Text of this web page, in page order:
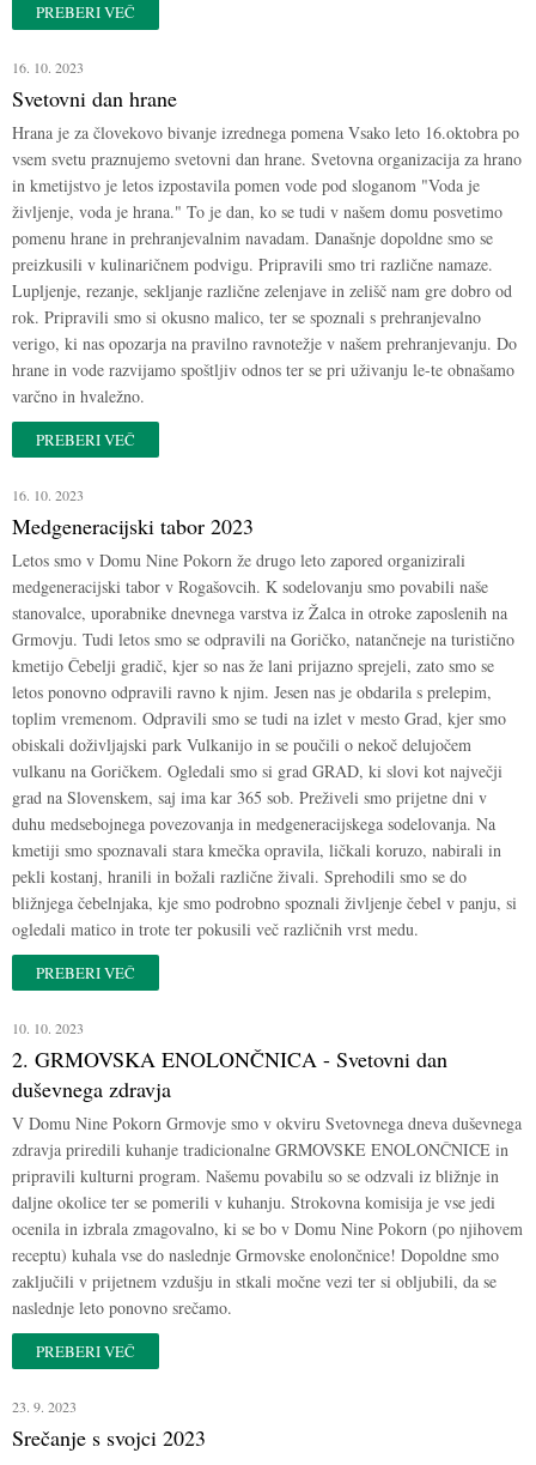
PREBERI VEČ
16. 10. 2023
Svetovni dan hrane
Hrana je za človekovo bivanje izrednega pomena Vsako leto 16.oktobra po
vsem svetu praznujemo svetovni dan hrane. Svetovna organizacija za hrano
in kmetijstvo je letos izpostavila pomen vode pod sloganom "Voda je
življenje, voda je hrana." To je dan, ko se tudi v našem domu posvetimo
pomenu hrane in prehranjevalnim navadam. Današnje dopoldne smo se
preizkusili v kulinaričnem podvigu. Pripravili smo tri različne namaze.
Lupljenje, rezanje, sekljanje različne zelenjave in zelišč nam gre dobro od
rok. Pripravili smo si okusno malico, ter se spoznali s prehranjevalno
verigo, ki nas opozarja na pravilno ravnotežje v našem prehranjevanju. Do
hrane in vode razvijamo spoštljiv odnos ter se pri uživanju le-te obnašamo
varčno in hvaležno.
PREBERI VEČ
16. 10. 2023
Medgeneracijski tabor 2023
Letos smo v Domu Nine Pokorn že drugo leto zapored organizirali
medgeneracijski tabor v Rogašovcih. K sodelovanju smo povabili naše
stanovalce, uporabnike dnevnega varstva iz Žalca in otroke zaposlenih na
Grmovju. Tudi letos smo se odpravili na Goričko, natančneje na turistično
kmetijo Čebelji gradič, kjer so nas že lani prijazno sprejeli, zato smo se
letos ponovno odpravili ravno k njim. Jesen nas je obdarila s prelepim,
toplim vremenom. Odpravili smo se tudi na izlet v mesto Grad, kjer smo
obiskali doživljajski park Vulkanijo in se poučili o nekoč delujočem
vulkanu na Goričkem. Ogledali smo si grad GRAD, ki slovi kot največji
grad na Slovenskem, saj ima kar 365 sob. Preživeli smo prijetne dni v
duhu medsebojnega povezovanja in medgeneracijskega sodelovanja. Na
kmetiji smo spoznavali stara kmečka opravila, ličkali koruzo, nabirali in
pekli kostanj, hranili in božali različne živali. Sprehodili smo se do
bližnjega čebelnjaka, kje smo podrobno spoznali življenje čebel v panju, si
ogledali matico in trote ter pokusili več različnih vrst medu.
PREBERI VEČ
10. 10. 2023
2. GRMOVSKA ENOLONČNICA - Svetovni dan
duševnega zdravja
V Domu Nine Pokorn Grmovje smo v okviru Svetovnega dneva duševnega
zdravja priredili kuhanje tradicionalne GRMOVSKE ENOLONČNICE in
pripravili kulturni program. Našemu povabilu so se odzvali iz bližnje in
daljne okolice ter se pomerili v kuhanju. Strokovna komisija je vse jedi
ocenila in izbrala zmagovalno, ki se bo v Domu Nine Pokorn (po njihovem
receptu) kuhala vse do naslednje Grmovske enolončnice! Dopoldne smo
zaključili v prijetnem vzdušju in stkali močne vezi ter si obljubili, da se
naslednje leto ponovno srečamo.
PREBERI VEČ
23. 9. 2023
Srečanje s svojci 2023